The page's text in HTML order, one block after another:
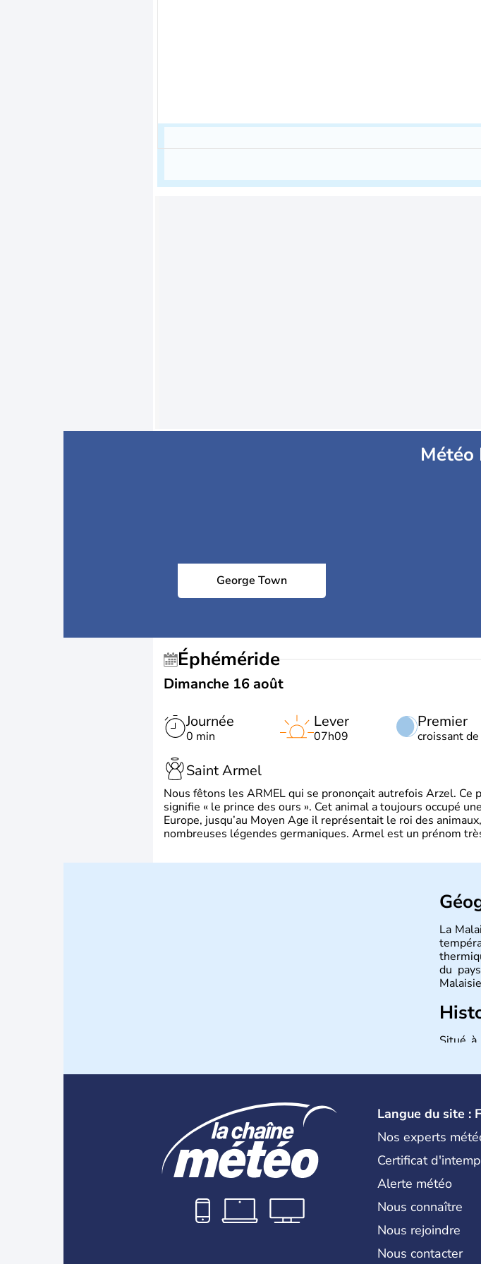
Météo
George Town
Éphéméride
Dimanche 16 août
Journée
0 min
Premier
croissant
Lever
07h09
Saint Armel
Nous fêtons les ARMEL qui se prononçait autrefois Arzel. Ce
signifie « le prince des ours ». Cet animal a toujours occupé
Europe, jusqu’au Moyen Age il représentait le roi des
nombreuses légendes germaniques. Armel est un prénom
La
du
Situé
l'Islam.
Langue du site :
Nos experts
Certificat
Alerte météo
Nous connaître
Nous rejoindre
Nous contacter